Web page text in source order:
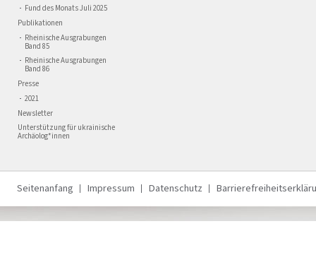
Fund des Monats Juli 2025
Publikationen
Rheinische Ausgrabungen
Band 85
Rheinische Ausgrabungen
Band 86
Presse
2021
Newsletter
Unterstützung für ukrainische
Archäolog*innen
Seitenanfang Impressum Datenschutz